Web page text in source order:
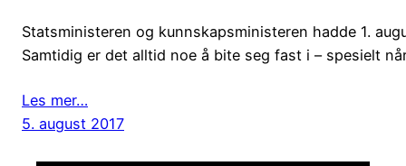
Statsministeren og kunnskapsministeren hadde 1.
Samtidig er det alltid noe å bite seg fast i – spesielt
Les mer…
5. august 2017